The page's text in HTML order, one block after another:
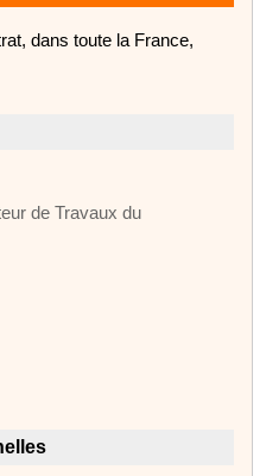
dans toute la France,
de Travaux du